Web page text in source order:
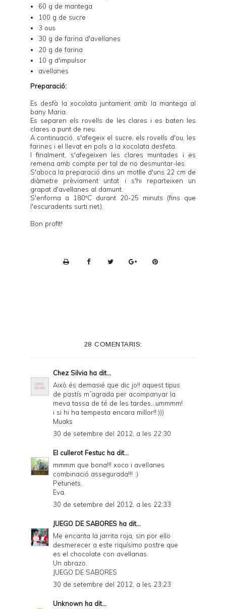
60 g de mantega
100 g de sucre
3 ous
30 g de farina d'avellanes
20 g de farina
10 g d'impulsor
avellanes
Preparació:
Es desfà la xocolata juntament amb la mantega al
bany Maria.
Es separen els rovells de les clares i es baten les
clares a punt de neu.
A continuació, s'afegeix el sucre, els rovells d'ou, les
farines i el llevat en pols a la xocolata desfeta.
I finalment, s'afegeixen les clares muntades i es
remena amb compte per tal de no desmuntar-les.
S'aboca la preparació dins un motlle d'uns 22 cm de
diàmetre prèviament untat i s'hi reparteixen un
grapat d'avellanes al damunt.
S'enforna a 180ºC durant 20-25 minuts (fins que
l'escuradents surti net).
Bon profit!
i
e
l
y
a
n
P
D
F
28 COMENTARIS:
Chez Silvia ha dit...
Això és demasié que dic jo!! aquest tipus
de pastís m´agrada per acompanyar la
meva tassa de té de les tardes...ummmm!
i si hi ha tempesta encara millor!!:)))
Muaks
30 de setembre del 2012, a les 22:30
El cullerot Festuc ha dit...
mmmm que bona!!! xoco i avellanes
combinació assegurada!!! :)
Petunets,
Eva.
30 de setembre del 2012, a les 22:33
JUEGO DE SABORES ha dit...
Me encanta la jarrita roja, sin por ello
desmerecer a este riquísimo postre que
es el chocolate con avellanas.
Un abrazo.
JUEGO DE SABORES
30 de setembre del 2012, a les 23:23
Unknown ha dit...